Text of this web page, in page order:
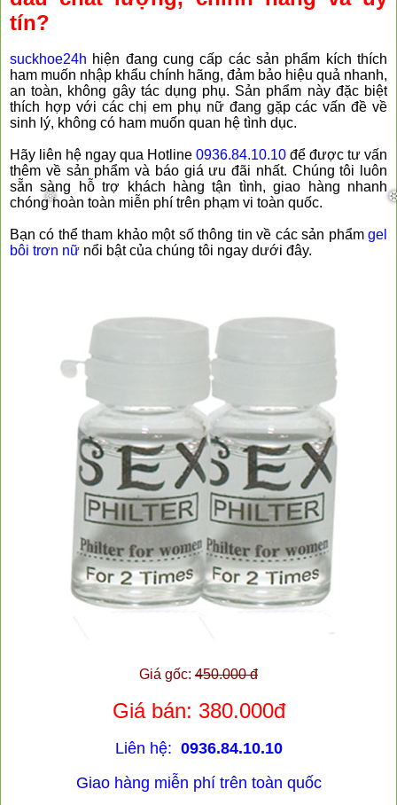
tín?
suckhoe24h hiện đang cung cấp các sản phẩm kích thích
ham muốn nhập khẩu chính hãng, đảm bảo hiệu quả nhanh,
an toàn, không gây tác dụng phụ. Sản phẩm này đặc biệt
thích hợp với các chị em phụ nữ đang gặp các vấn đề về
sinh lý, không có ham muốn quan hệ tình dục.
Hãy liên hệ ngay qua Hotline 0936.84.10.10 để được tư vấn
thêm về sản phẩm và báo giá ưu đãi nhất. Chúng tôi luôn
sẵn sàng hỗ trợ khách hàng tận tình, giao hàng nhanh
chóng hoàn toàn miễn phí trên phạm vi toàn quốc.
Bạn có thể tham khảo một số thông tin về các sản phẩm gel
bôi trơn nữ nổi bật của chúng tôi ngay dưới đây.
Giá gốc: 450.000 đ
Giá bán: 380.000đ
Liên hệ: 0936.84.10.10
Giao hàng miễn phí trên toàn quốc